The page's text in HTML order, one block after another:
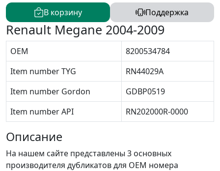
В корзину Поддержка
Renault Megane 2004-2009
OEM
8200534784
Item number TYG
RN44029A
Item number Gordon
GDBP0519
Item number API
RN202000R-0000
Описание
На нашем сайте представлены 3 основных
производителя дубликатов для OEM номера